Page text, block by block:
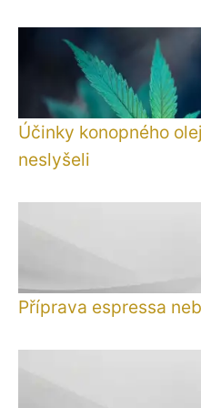
Účinky konopného
neslyšeli
Příprava espressa